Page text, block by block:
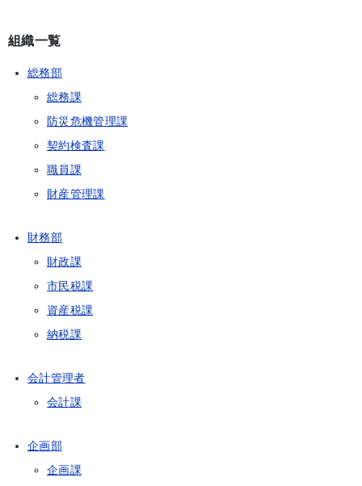
組織一覧
総務部
総務課
防災危機管理課
契約検査課
職員課
財産管理課
財務部
財政課
市民税課
資産税課
納税課
会計管理者
会計課
企画部
企画課